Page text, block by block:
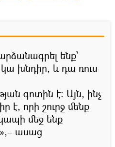
ենք`
խնդիր, և դա ռուս
գոտին է։ Այն, ինչ
է, որի շուրջ մենք
մեջ ենք
ասաց